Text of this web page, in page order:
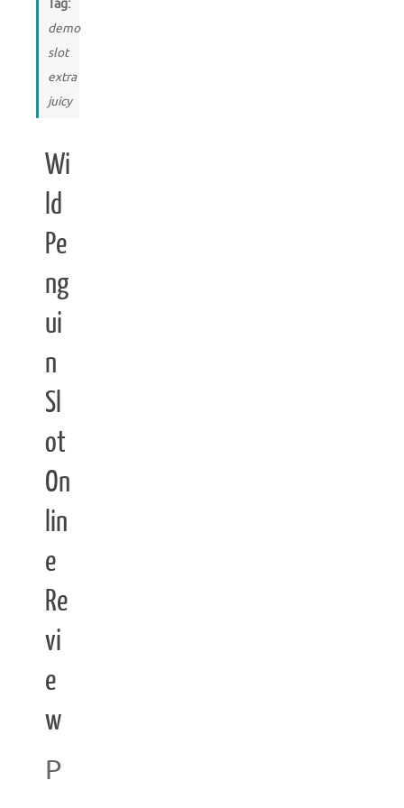
Tag:
demo
slot
extra
juicy
Wi
ld
Pe
ng
ui
n
Sl
ot
On
lin
e
Re
vi
e
w
P